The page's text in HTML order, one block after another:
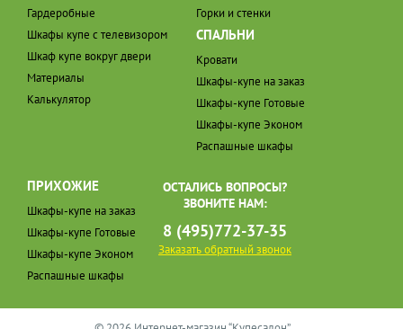
Гардеробные
Шкафы купе с телевизором
Шкаф купе вокруг двери
Материалы
Калькулятор
Горки и стенки
СПАЛЬНИ
Кровати
Шкафы-купе на заказ
Шкафы-купе Готовые
Шкафы-купе Эконом
Распашные шкафы
ПРИХОЖИЕ
Шкафы-купе на заказ
Шкафы-купе Готовые
Шкафы-купе Эконом
Распашные шкафы
ОСТАЛИСЬ ВОПРОСЫ?
ЗВОНИТЕ НАМ:
8 (495)772-37-35
Заказать обратный звонок